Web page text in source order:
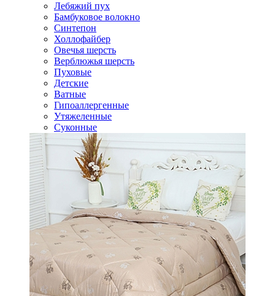
Лебяжий пух
Бамбуковое волокно
Синтепон
Холлофайбер
Овечья шерсть
Верблюжья шерсть
Пуховые
Детские
Ватные
Гипоаллергенные
Утяжеленные
Суконные